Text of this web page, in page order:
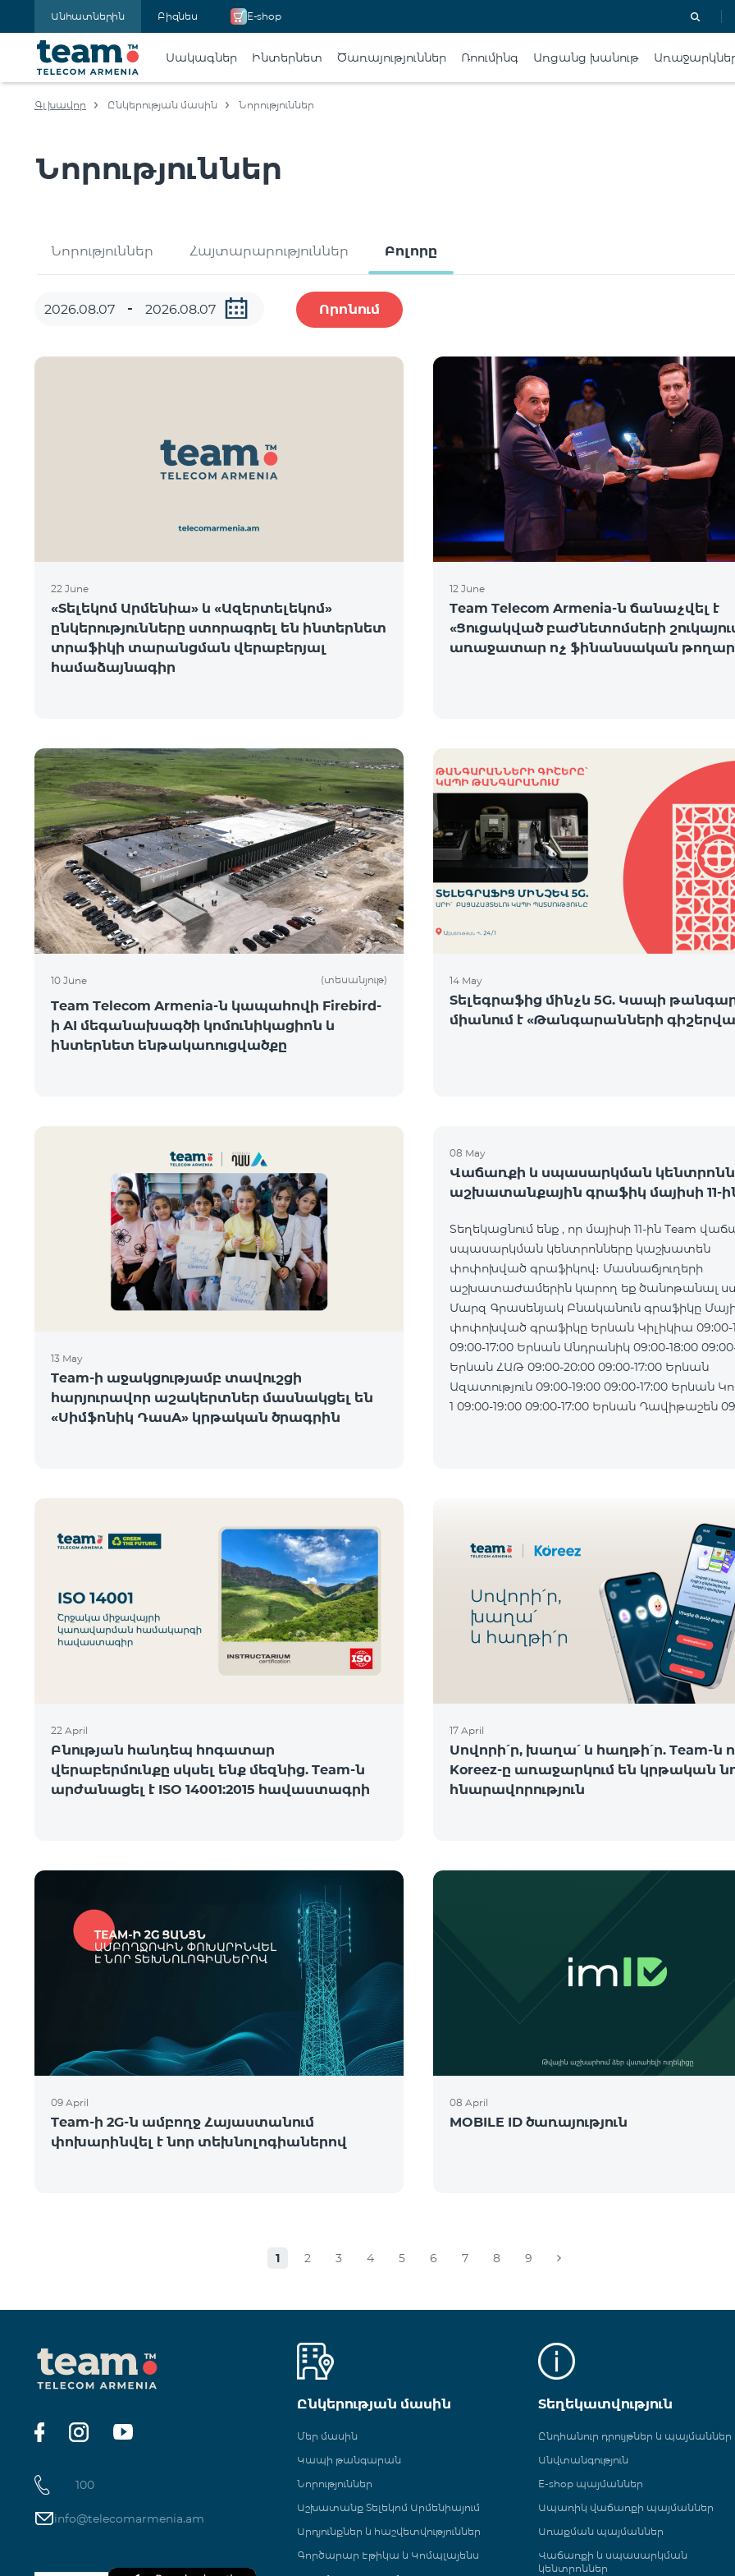
Անհատներին Բիզնես E-shop
Սակագներ Ինտերնետ Ծառայություններ Ռոումինգ Առցանց խանութ
Գլխավոր Ընկերության մասին Նորություններ
Նորություններ
Նորություններ Հայտարարություններ Բոլորը
Որոնում
22 June
«Տելեկոմ Արմենիա» և «Ազերտելեկոմ»
ընկերությունները ստորագրել են ինտերնետ
տրաֆիկի տարանցման վերաբերյալ
համաձայնագիր
12 June
Team Telecom Armenia-ն ճանաչվել է
«Ցուցակված բաժնետոմսերի
առաջատար ոչ ֆինանսական
10 June (տեսանյութ)
Team Telecom Armenia-ն կապահովի Firebird-
ի AI մեգանախագծի կոմունիկացիոն և
ինտերնետ ենթակառուցվածքը
14 May
Տելեգրաֆից մինչև 5G. Կապի
միանում է «Թանգարանների
13 May
Team-ի աջակցությամբ տավուշցի
հարյուրավոր աշակերտներ մասնակցել են
«Սիմֆոնիկ ԴասA» կրթական ծրագրին
08 May
Վաճառքի և սպասարկման
աշխատանքային գրաֆիկ մայիսի 11-
Տեղեկացնում ենք , որ մայիսի 11-ին Team
սպասարկման կենտրոնները կաշխատեն
փոփոխված գրաֆիկով։ Մասնաճյուղերի
աշխատաժամերին կարող եք ծանոթանալ
Մարզ Գրասենյակ Բնականուն գրաֆիկը
փոփոխված գրաֆիկը Երևան Կիլիկիա 09:00-18:00
09:00-17:00 Երևան Անդրանիկ 09:00-18:00 09:00-17:00
Երևան ՀԱԹ 09:00-20:00 09:00-17:00 Երևան
Ազատություն 09:00-19:00 09:00-17:00 Երևան Կոմիտաս
1 09:00-19:00 09:00-17:00 Երևան Դավիթաշեն 09:00-
22 April
Բնության հանդեպ հոգատար
վերաբերմունքը սկսել ենք մեզնից. Team-ն
արժանացել է ISO 14001:2015 հավաստագրի
17 April
Սովորի՛ր, խաղա՛ և հաղթի՛ր. Team-ն
Koreez-ը առաջարկում են կրթական
հնարավորություն
09 April
Team-ի 2G-ն ամբողջ Հայաստանում
փոխարինվել է նոր տեխնոլոգիաներով
08 April
MOBILE ID ծառայություն
1 2 3 4 5 6 7 8 9
100
info@telecomarmenia.am
Ընկերության մասին
Մեր մասին
Կապի թանգարան
Նորություններ
Աշխատանք Տելեկոմ Արմենիայում
Արդյունքներ և հաշվետվություններ
Գործարար Էթիկա և Կոմպլայենս
Տեղեկատվություն
Ընդհանուր դրույթներ և պայմաններ
Անվտանգություն
E-shop պայմաններ
Ապառիկ վաճառքի պայմաններ
Առաքման պայմաններ
Վաճառքի և սպասարկման
կենտրոններ